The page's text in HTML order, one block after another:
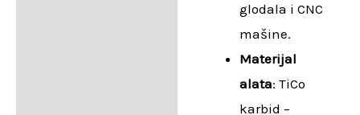
glodala i CNC
mašine.
Materijal
alata: TiCo
karbid –